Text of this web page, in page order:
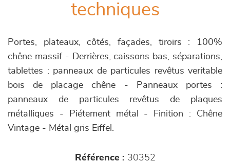
techniques
Portes, plateaux, côtés, façades, tiroirs : 100%
chêne massif - Derrières, caissons bas, séparations,
tablettes : panneaux de particules revêtus veritable
bois de placage chêne - Panneaux portes :
panneaux de particules revêtus de plaques
métalliques - Piétement métal - Finition : Chêne
Vintage - Métal gris Eiffel.
Référence : 30352